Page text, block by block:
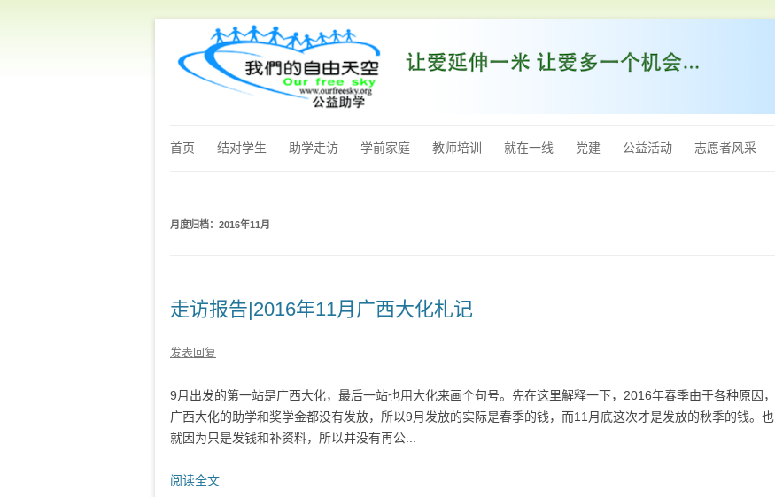
至
内
首页 结对学生 助学走访 学前家庭 教师培训 就在一线 党建 公益活动 志愿者风采
月度归档： 2016年11月
走访报告|2016年11月广西大化札记
发表回复
9月出发的第一站是广西大化，最后一站也用大化来画个句号。先在这里解释一下，2016年春季由于各种原因，
广西大化的助学和奖学金都没有发放，所以9月发放的实际是春季的钱，而11月底这次才是发放的秋季的钱。也
就因为只是发钱和补资料，所以并没有再公...
阅读全文